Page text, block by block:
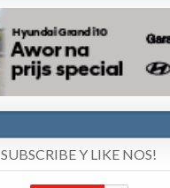
SUBSCRIBE Y LIKE NOS!